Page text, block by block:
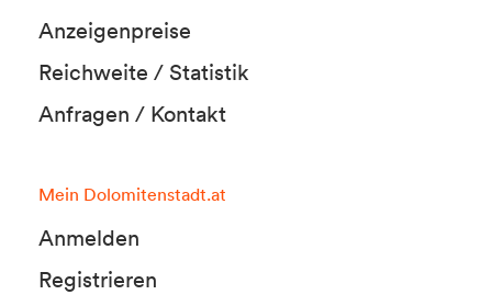
Anzeigenpreise
Reichweite / Statistik
Anfragen / Kontakt
Mein Dolomitenstadt.at
Anmelden
Registrieren